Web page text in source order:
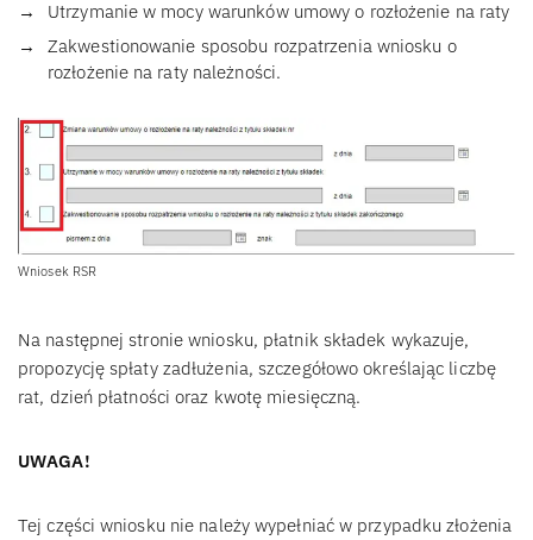
Utrzymanie w mocy warunków umowy o rozłożenie na raty
Zakwestionowanie sposobu rozpatrzenia wniosku o
rozłożenie na raty należności.
Wniosek RSR
Na następnej stronie wniosku, płatnik składek wykazuje,
propozycję spłaty zadłużenia, szczegółowo określając liczbę
rat, dzień płatności oraz kwotę miesięczną.
UWAGA!
Tej części wniosku nie należy wypełniać w przypadku złożenia